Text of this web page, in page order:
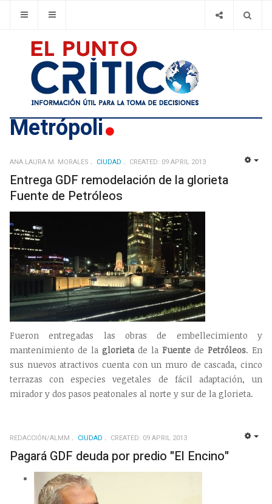
Metrópoli
ANA LAURA M. MORALES CIUDAD CREATED: 09 APRIL 2013
Entrega GDF remodelación de la glorieta
Fuente de Petróleos
Fueron entregadas las obras de embellecimiento y
mantenimiento de la glorietade la Fuente de Petróleos. En
sus nuevos atractivos cuenta con un muro de cascada, cinco
terrazas con especies vegetales de fácil adaptación, un
mirador y dos pasos peatonales al norte y sur de la glorieta.
REDACCIÓN/ALMM CIUDAD CREATED: 09 APRIL 2013
Pagará GDF deuda por predio "El Encino"